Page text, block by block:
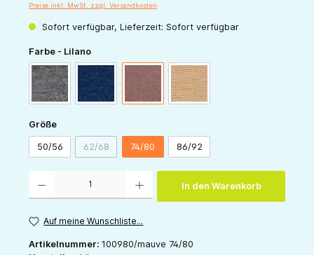
Preise inkl. MwSt. zzgl. Versandkosten
Sofort verfügbar, Lieferzeit: Sofort verfügbar
Farbe - Lilanoauswählen
hellgrau marine mauve sand
Größeauswählen
50/56 62/68(Diese Option ist zurzeit nicht verfügbar.)
74/80 86/92
In den Warenkorb
Auf meine Wunschliste...
Artikelnummer: 100980/mauve 74/80